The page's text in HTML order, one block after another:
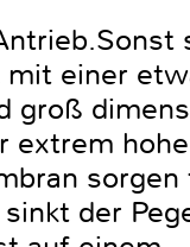
mit einer
groß
extrem
sorgen
der